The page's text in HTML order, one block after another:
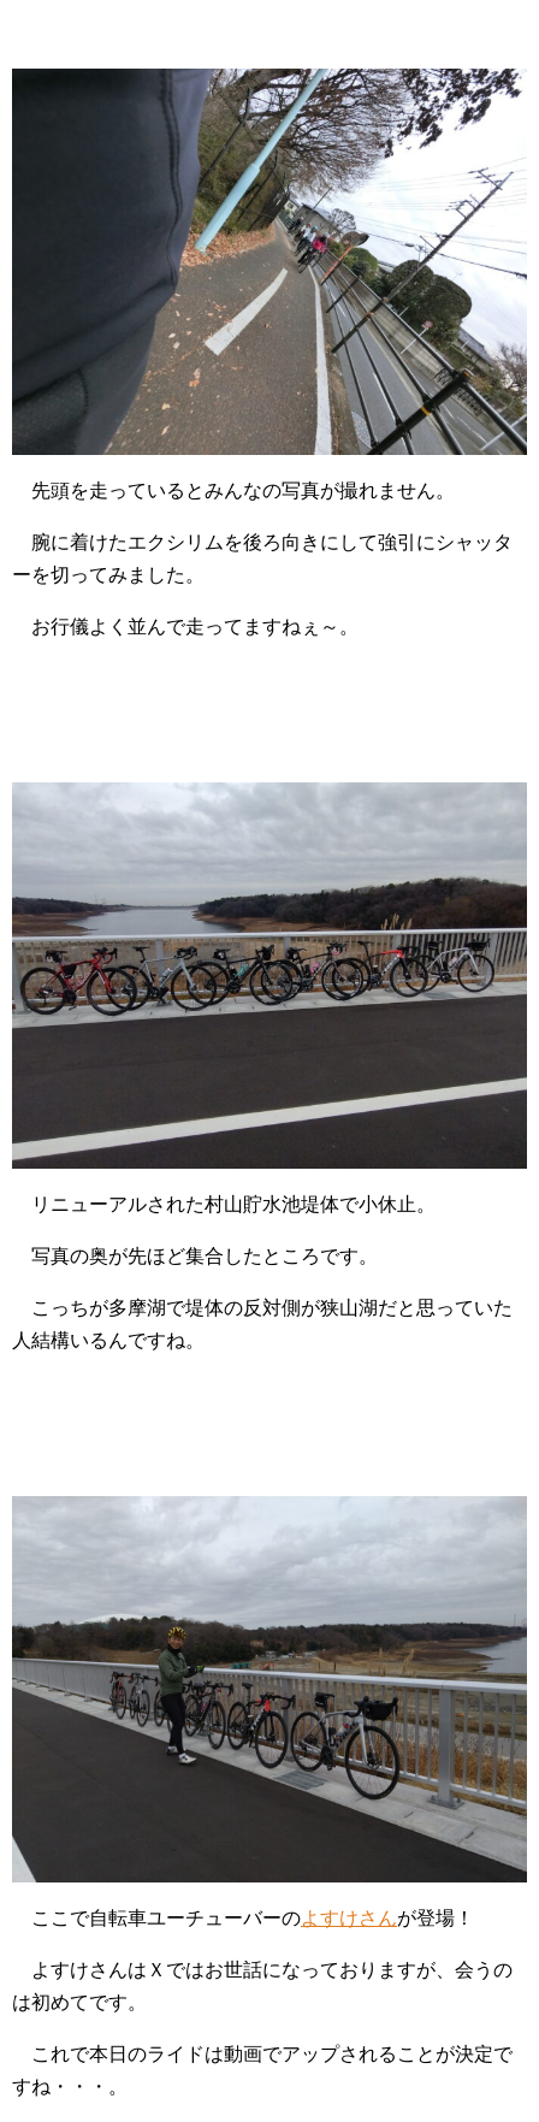
先頭を走っているとみんなの写真が撮れません。
腕に着けたエクシリムを後ろ向きにして強引にシャッタ
ーを切ってみました。
お行儀よく並んで走ってますねぇ～。
リニューアルされた村山貯水池堤体で小休止。
写真の奥が先ほど集合したところです。
こっちが多摩湖で堤体の反対側が狭山湖だと思っていた
人結構いるんですね。
ここで自転車ユーチューバーのよすけさんが登場！
よすけさんはＸではお世話になっておりますが、会うの
は初めてです。
これで本日のライドは動画でアップされることが決定で
すね・・・。